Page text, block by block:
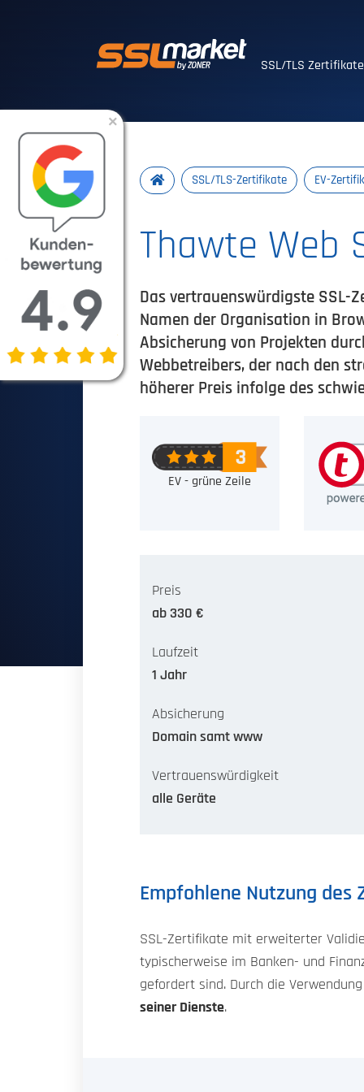
SSL/TLS
SSL/TLS-Zertifikate EV-
Thawte Web
Das vertrauenswürdigste SSL-
Namen der Organisation in
Absicherung von Projekten
Webbetreibers, der nach den
höherer Preis infolge des
EV - grüne Zeile
Preis
ab 330 €
Laufzeit
1 Jahr
Absicherung
Domain samt www
Vertrauenswürdigkeit
alle Geräte
Empfohlene Nutzung des
SSL-Zertifikate mit erweiterter
typischerweise im Banken- und
gefordert sind. Durch die
seiner Dienste.
×